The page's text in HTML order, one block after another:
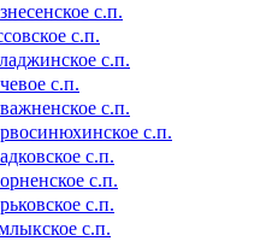
с.п.
с.п.
с.п.
с.п.
с.п.
с.п.
с.п.
с.п.
с.п.
с.п.